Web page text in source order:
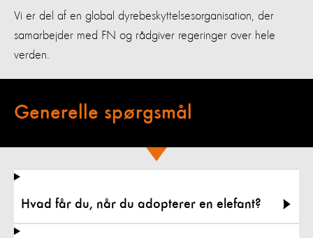
Vi er del af en global dyrebeskyttelsesorganisation, der
samarbejder med FN og rådgiver regeringer over hele
verden.
Generelle spørgsmål
Hvad får du, når du adopterer en elefant?